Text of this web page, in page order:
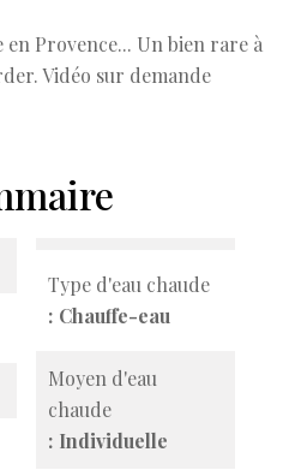
Provence... Un bien rare à
Vidéo sur demande
Type d'eau chaude
Chauffe-eau
Moyen d'eau
chaude
Individuelle